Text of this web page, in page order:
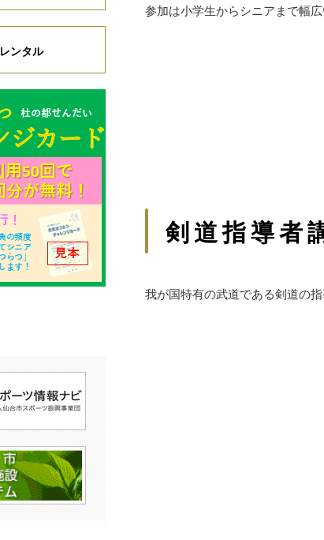
参加は小学生からシニアまで幅
剣道指導者
我が国特有の武道である剣道の
レンタル